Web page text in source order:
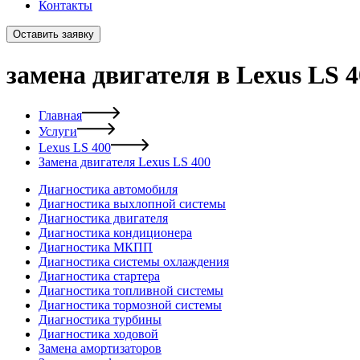
Контакты
Оставить заявку
замена двигателя в Lexus LS
Главная
Услуги
Lexus LS 400
Замена двигателя Lexus LS 400
Диагностика автомобиля
Диагностика выхлопной системы
Диагностика двигателя
Диагностика кондиционера
Диагностика МКПП
Диагностика системы охлаждения
Диагностика стартера
Диагностика топливной системы
Диагностика тормозной системы
Диагностика турбины
Диагностика ходовой
Замена амортизаторов